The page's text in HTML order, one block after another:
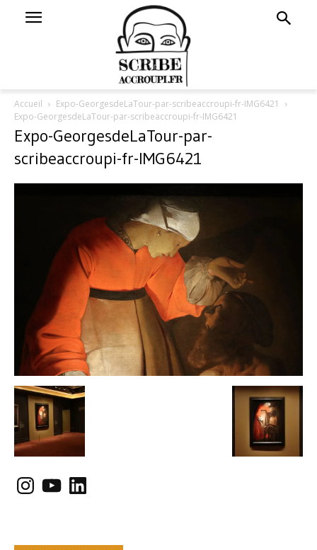
Accueil
Expo-GeorgesdeLaTour-par-scribeaccroupi-fr-IMG6421
Expo-GeorgesdeLaTour-par-scribeaccroupi-fr-IMG6421
Expo-GeorgesdeLaTour-par-
scribeaccroupi-fr-IMG6421
Instagram
YouTubeLinkedIn